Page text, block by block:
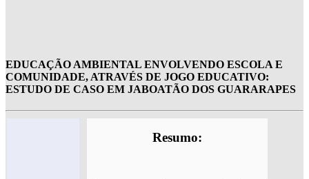
EDUCAÇÃO AMBIENTAL ENVOLVENDO ESCOLA E
COMUNIDADE, ATRAVÉS DE JOGO EDUCATIVO:
ESTUDO DE CASO EM JABOATÃO DOS GUARARAPES
Resumo: